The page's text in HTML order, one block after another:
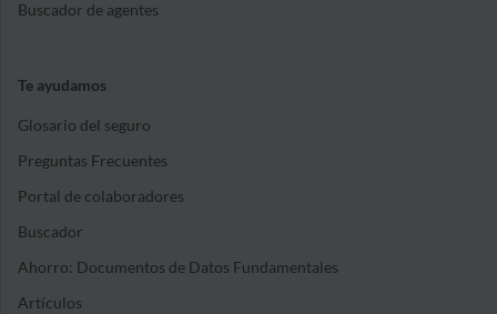
Buscador de agentes
Te ayudamos
Glosario del seguro
Preguntas Frecuentes
Portal de colaboradores
Buscador
Ahorro: Documentos de Datos Fundamentales
Artículos